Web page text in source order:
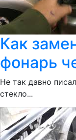
Как
фонарь
Не так давно
стекло...